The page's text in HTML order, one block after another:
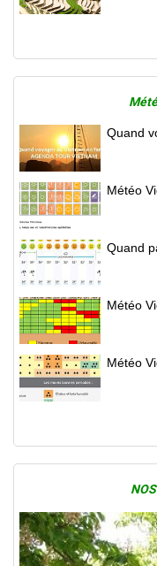
Quand
Météo
Quand
Météo
Météo